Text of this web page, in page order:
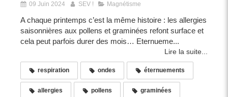
09 Juin 2024 SEV ! Magnétisme
A chaque printemps c’est la même histoire : les allergies
saisonnières aux pollens et graminées refont surface et
cela peut parfois durer des mois… Eternueme...
Lire la suite...
respiration ondes éternuements
allergies pollens graminées